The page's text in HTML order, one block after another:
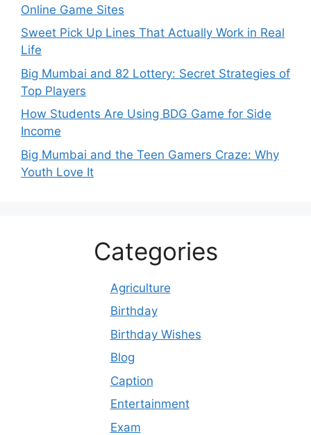
Online Game Sites
Sweet Pick Up Lines That Actually Work in Real
Life
Big Mumbai and 82 Lottery: Secret Strategies of
Top Players
How Students Are Using BDG Game for Side
Income
Big Mumbai and the Teen Gamers Craze: Why
Youth Love It
Categories
Agriculture
Birthday
Birthday Wishes
Blog
Caption
Entertainment
Exam